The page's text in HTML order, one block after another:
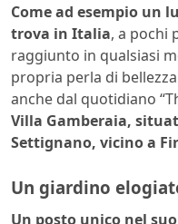
Come ad esempio un
trova in Italia, a pochi
raggiunto in qualsiasi
propria perla di
anche dal quotidiano
Villa Gamberaia,
Settignano, vicino a
Un giardino
Un posto unico nel